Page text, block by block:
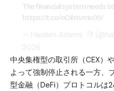
中央集権型の取引所（CEX）
よって強制停止される一方、
型金融（DeFi）プロトコルは